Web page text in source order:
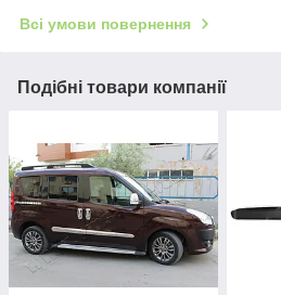
Всі умови повернення
Подібні товари компанії